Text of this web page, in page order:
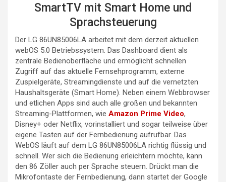
SmartTV mit Smart Home und
Sprachsteuerung
Der LG 86UN85006LA arbeitet mit dem derzeit aktuellen
webOS 5.0 Betriebssystem. Das Dashboard dient als
zentrale Bedienoberfläche und ermöglicht schnellen
Zugriff auf das aktuelle Fernsehprogramm, externe
Zuspielgeräte, Streamingdienste und auf die vernetzten
Haushaltsgeräte (Smart Home). Neben einem Webbrowser
und etlichen Apps sind auch alle großen und bekannten
Streaming-Plattformen, wie Amazon Prime Video,
Disney+ oder Netflix, vorinstalliert und sogar teilweise über
eigene Tasten auf der Fernbedienung aufrufbar. Das
WebOS läuft auf dem LG 86UN85006LA richtig flüssig und
schnell. Wer sich die Bedienung erleichtern möchte, kann
den 86 Zöller auch per Sprache steuern. Drückt man die
Mikrofontaste der Fernbedienung, dann startet der Google